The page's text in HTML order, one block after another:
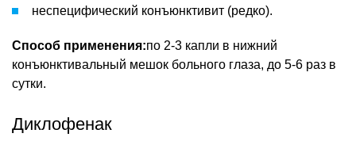
неспецифический конъюнктивит (редко).
Способ применения:по 2-3 капли в нижний
конъюнктивальный мешок больного глаза, до 5-6 раз в
сутки.
Диклофенак